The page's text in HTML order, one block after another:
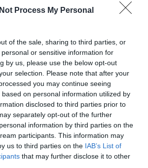
Process My Personal
of the sale, sharing to third parties, or
or sensitive information for
by us, please use the below opt-out
selection. Please note that after your
you may continue seeing
on personal information utilized by
disclosed to third parties prior to
separately opt-out of the further
information by third parties on the
participants. This information may
us to third parties on the IAB’s List of
that may further disclose it to other
να κάνουμε στον κήπο μας;